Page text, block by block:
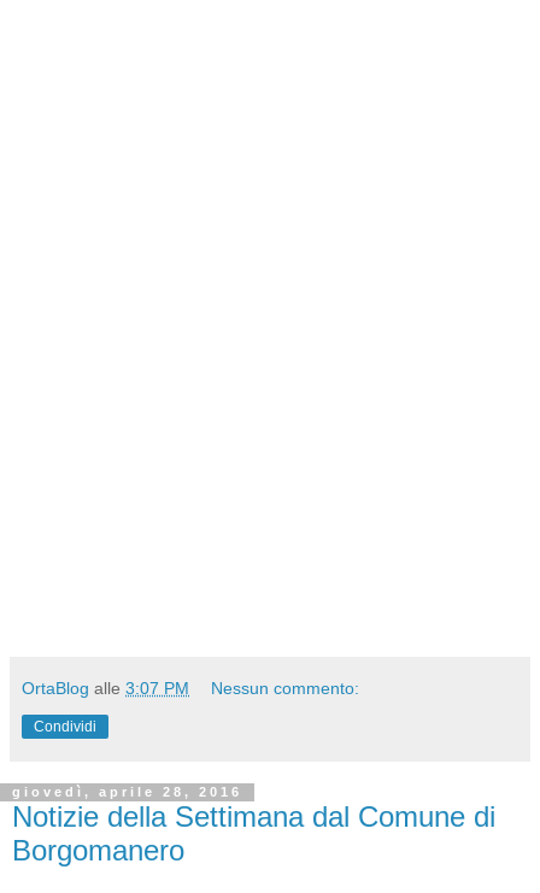
OrtaBlog alle 3:07 PM Nessun commento:
Condividi
giovedì, aprile 28, 2016
Notizie della Settimana dal Comune di
Borgomanero